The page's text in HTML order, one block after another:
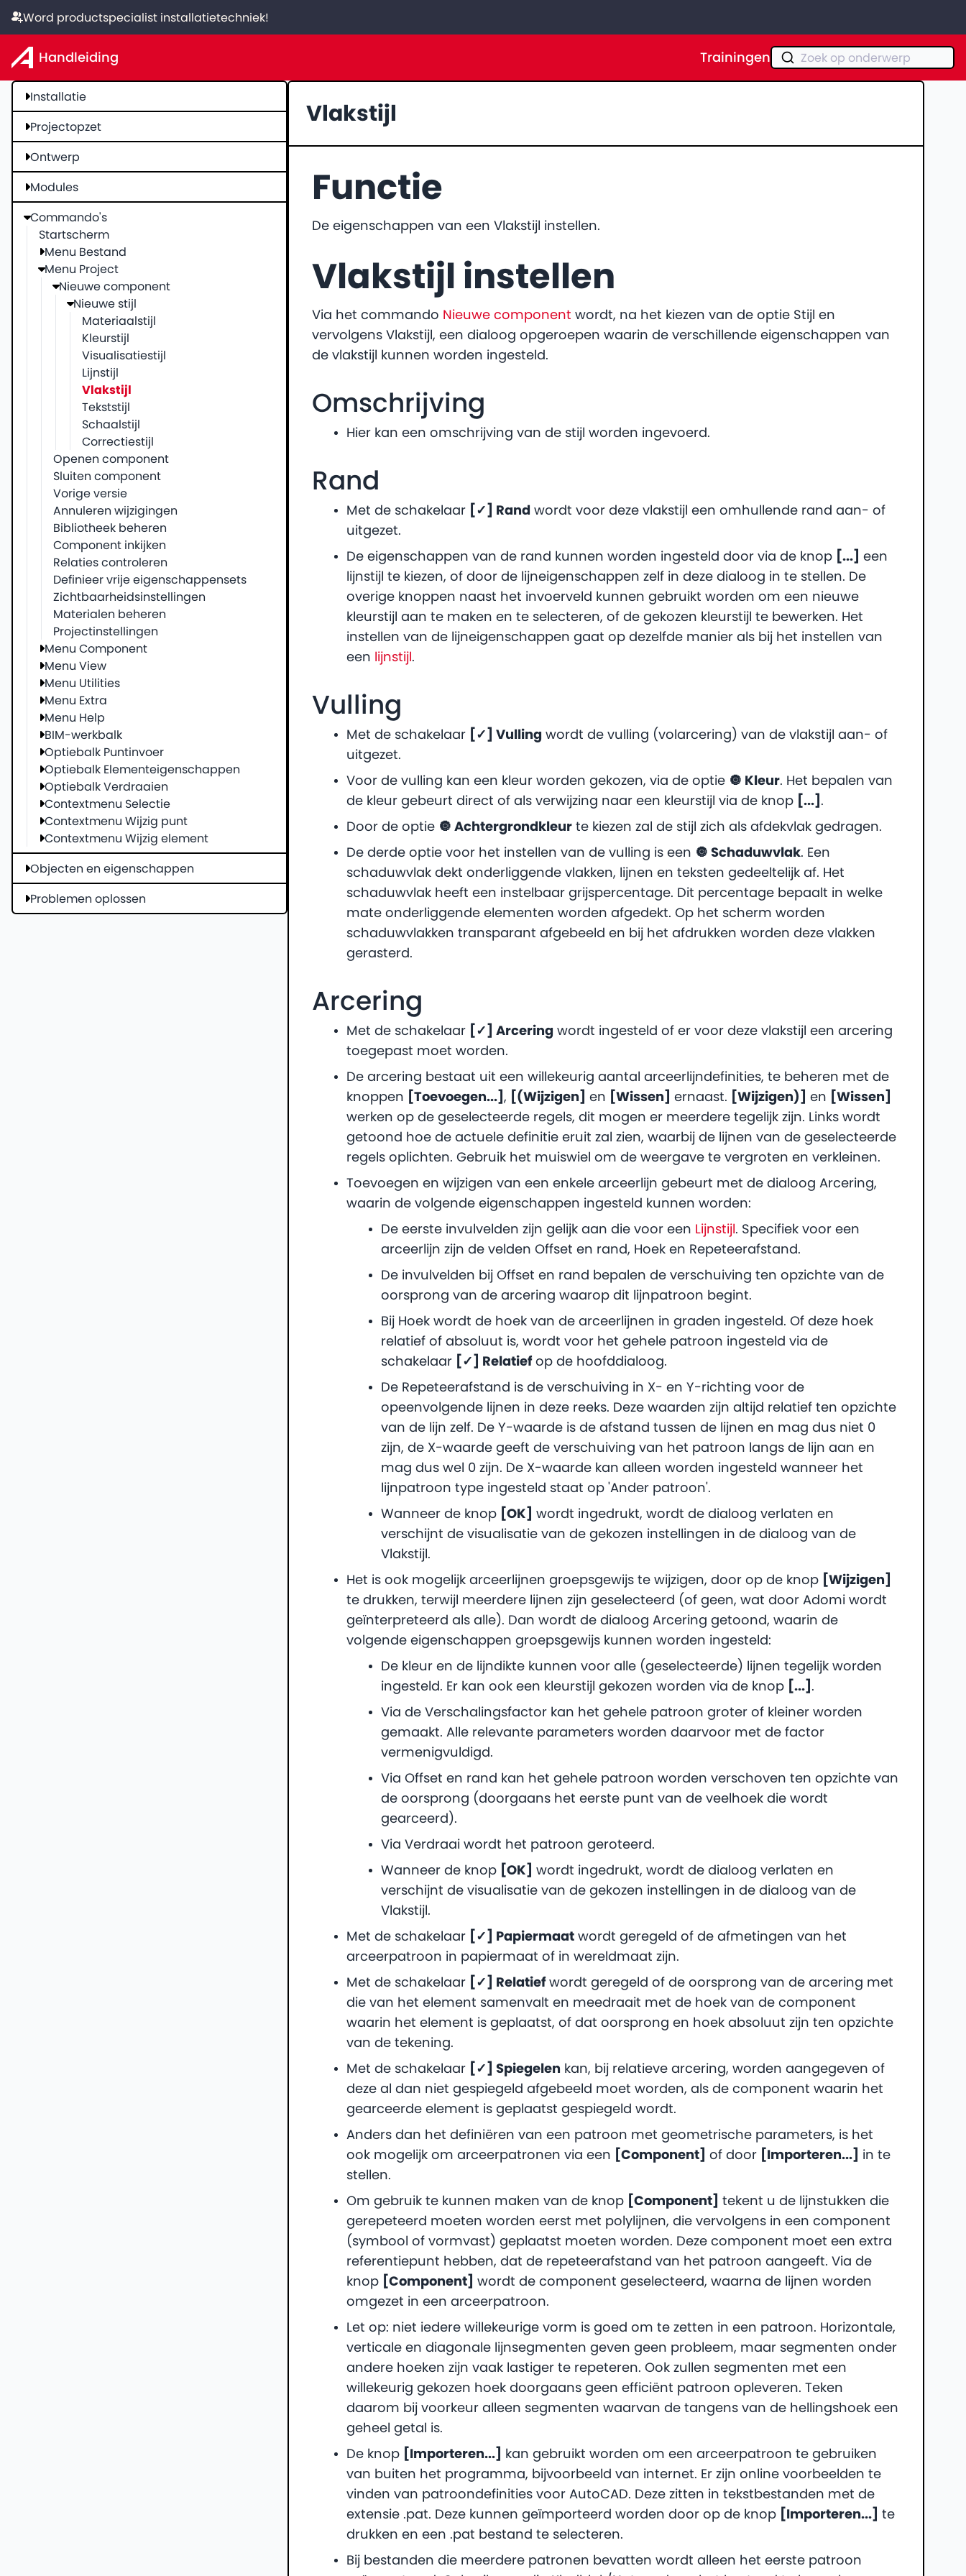
Word productspecialist installatietechniek!
Handleiding Trainingen Zoek op onderwerp
Installatie
Projectopzet
Ontwerp
Modules
Commando's
Startscherm
Menu Bestand
Menu Project
Nieuwe component
Nieuwe stijl
Materiaalstijl
Kleurstijl
Visualisatiestijl
Lijnstijl
Vlakstijl
Tekststijl
Schaalstijl
Correctiestijl
Openen component
Sluiten component
Vorige versie
Annuleren wijzigingen
Bibliotheek beheren
Component inkijken
Relaties controleren
Definieer vrije eigenschappensets
Zichtbaarheidsinstellingen
Materialen beheren
Projectinstellingen
Menu Component
Menu View
Menu Utilities
Menu Extra
Menu Help
BIM-werkbalk
Optiebalk Puntinvoer
Optiebalk Elementeigenschappen
Optiebalk Verdraaien
Contextmenu Selectie
Contextmenu Wijzig punt
Contextmenu Wijzig element
Objecten en eigenschappen
Problemen oplossen
Vlakstijl
Functie
De eigenschappen van een Vlakstijl instellen.
Vlakstijl instellen
Via het commando Nieuwe component wordt, na het kiezen van de optie Stijl en
vervolgens Vlakstijl, een dialoog opgeroepen waarin de verschillende eigenschappen van
de vlakstijl kunnen worden ingesteld.
Omschrijving
Hier kan een omschrijving van de stijl worden ingevoerd.
Rand
Met de schakelaar [✓] Rand wordt voor deze vlakstijl een omhullende rand aan- of
uitgezet.
De eigenschappen van de rand kunnen worden ingesteld door via de knop
[...]
een
lijnstijl te kiezen, of door de lijneigenschappen zelf in deze dialoog in te stellen. De
overige knoppen naast het invoerveld kunnen gebruikt worden om een nieuwe
kleurstijl aan te maken en te selecteren, of de gekozen kleurstijl te bewerken. Het
instellen van de lijneigenschappen gaat op dezelfde manier als bij het instellen van
een
lijnstijl .
Vulling
Met de schakelaar [✓] Vulling wordt de vulling (volarcering) van de vlakstijl aan- of
uitgezet.
Voor de vulling kan een kleur worden gekozen, via de optie 🔘 Kleur. Het bepalen van
de kleur gebeurt direct of als verwijzing naar een kleurstijl via de knop
[...] .
Door de optie 🔘 Achtergrondkleur te kiezen zal de stijl zich als afdekvlak gedragen.
De derde optie voor het instellen van de vulling is een 🔘 Schaduwvlak. Een
schaduwvlak dekt onderliggende vlakken, lijnen en teksten gedeeltelijk af. Het
schaduwvlak heeft een instelbaar grijspercentage. Dit percentage bepaalt in welke
mate onderliggende elementen worden afgedekt. Op het scherm worden
schaduwvlakken transparant afgebeeld en bij het afdrukken worden deze vlakken
gerasterd.
Arcering
Met de schakelaar [✓] Arcering wordt ingesteld of er voor deze vlakstijl een arcering
toegepast moet worden.
De arcering bestaat uit een willekeurig aantal arceerlijndefinities, te beheren met de
knoppen
[Toevoegen...] , [(Wijzigen] en [Wissen] ernaast. [Wijzigen)] en
[Wissen]
werken op de geselecteerde regels, dit mogen er meerdere tegelijk zijn. Links wordt
getoond hoe de actuele definitie eruit zal zien, waarbij de lijnen van de geselecteerde
regels oplichten. Gebruik het muiswiel om de weergave te vergroten en verkleinen.
Toevoegen en wijzigen van een enkele arceerlijn gebeurt met de dialoog Arcering,
waarin de volgende eigenschappen ingesteld kunnen worden:
De eerste invulvelden zijn gelijk aan die voor een Lijnstijl . Specifiek voor een
arceerlijn zijn de velden Offset en rand, Hoek en Repeteerafstand.
De invulvelden bij Offset en rand bepalen de verschuiving ten opzichte van de
oorsprong van de arcering waarop dit lijnpatroon begint.
Bij Hoek wordt de hoek van de arceerlijnen in graden ingesteld. Of deze hoek
relatief of absoluut is, wordt voor het gehele patroon ingesteld via de
schakelaar
[✓] Relatiefop de hoofddialoog.
De Repeteerafstand is de verschuiving in X- en Y-richting voor de
opeenvolgende lijnen in deze reeks. Deze waarden zijn altijd relatief ten opzichte
van de lijn zelf. De Y-waarde is de afstand tussen de lijnen en mag dus niet 0
zijn, de X-waarde geeft de verschuiving van het patroon langs de lijn aan en
mag dus wel 0 zijn. De X-waarde kan alleen worden ingesteld wanneer het
lijnpatroon type ingesteld staat op 'Ander patroon'.
Wanneer de knop
[OK]
wordt ingedrukt, wordt de dialoog verlaten en
verschijnt de visualisatie van de gekozen instellingen in de dialoog van de
Vlakstijl.
Het is ook mogelijk arceerlijnen groepsgewijs te wijzigen, door op de knop
[Wijzigen]
te drukken, terwijl meerdere lijnen zijn geselecteerd (of geen, wat door Adomi wordt
geïnterpreteerd als alle). Dan wordt de dialoog Arcering getoond, waarin de
volgende eigenschappen groepsgewijs kunnen worden ingesteld:
De kleur en de lijndikte kunnen voor alle (geselecteerde) lijnen tegelijk worden
ingesteld. Er kan ook een kleurstijl gekozen worden via de knop
[...] .
Via de Verschalingsfactor kan het gehele patroon groter of kleiner worden
gemaakt. Alle relevante parameters worden daarvoor met de factor
vermenigvuldigd.
Via Offset en rand kan het gehele patroon worden verschoven ten opzichte van
de oorsprong (doorgaans het eerste punt van de veelhoek die wordt
gearceerd).
Via Verdraai wordt het patroon geroteerd.
Wanneer de knop
[OK]
wordt ingedrukt, wordt de dialoog verlaten en
verschijnt de visualisatie van de gekozen instellingen in de dialoog van de
Vlakstijl.
Met de schakelaar
[✓] Papiermaat wordt geregeld of de afmetingen van het
arceerpatroon in papiermaat of in wereldmaat zijn.
Met de schakelaar
[✓] Relatiefwordt geregeld of de oorsprong van de arcering met
die van het element samenvalt en meedraait met de hoek van de component
waarin het element is geplaatst, of dat oorsprong en hoek absoluut zijn ten opzichte
van de tekening.
Met de schakelaar
[✓] Spiegelen kan, bij relatieve arcering, worden aangegeven of
deze al dan niet gespiegeld afgebeeld moet worden, als de component waarin het
gearceerde element is geplaatst gespiegeld wordt.
Anders dan het definiëren van een patroon met geometrische parameters, is het
ook mogelijk om arceerpatronen via een
[Component] of door [Importeren...]
in te
stellen.
Om gebruik te kunnen maken van de knop
[Component]
tekent u de lijnstukken die
gerepeteerd moeten worden eerst met polylijnen, die vervolgens in een component
(symbool of vormvast) geplaatst moeten worden. Deze component moet een extra
referentiepunt hebben, dat de repeteerafstand van het patroon aangeeft. Via de
knop
[Component]
wordt de component geselecteerd, waarna de lijnen worden
omgezet in een arceerpatroon.
Let op: niet iedere willekeurige vorm is goed om te zetten in een patroon. Horizontale,
verticale en diagonale lijnsegmenten geven geen probleem, maar segmenten onder
andere hoeken zijn vaak lastiger te repeteren. Ook zullen segmenten met een
willekeurig gekozen hoek doorgaans geen efficiënt patroon opleveren. Teken
daarom bij voorkeur alleen segmenten waarvan de tangens van de hellingshoek een
geheel getal is.
De knop
[Importeren...]
kan gebruikt worden om een arceerpatroon te gebruiken
van buiten het programma, bijvoorbeeld van internet. Er zijn online voorbeelden te
vinden van patroondefinities voor AutoCAD. Deze zitten in tekstbestanden met de
extensie .pat. Deze kunnen geïmporteerd worden door op de knop
[Importeren...]
te
drukken en een .pat bestand te selecteren.
Bij bestanden die meerdere patronen bevatten wordt alleen het eerste patroon